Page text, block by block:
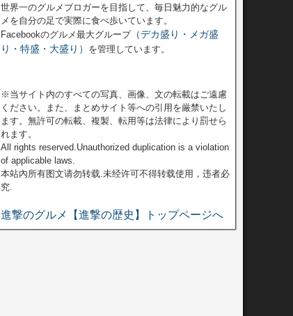
世界一のグルメブロガーを目指して、毎日魅力的なグル
メを自分の足で実際に食べ歩いています。
Facebookのグルメ最大グループ（デカ盛り・メガ盛
り・特盛・大盛り） を管理しています。
※当サイト内のすべての写真、画像、文の転載はご遠慮
ください。また、まとめサイト等への引用を厳禁いたし
ます。無許可の転載、複製、転用等は法律により罰せら
れます。
All rights reserved.Unauthorized duplication is a violation
of applicable laws.
本站內所有图文请勿转载.未经许可不得转载使用，违者必
究.
進撃のグルメ【進撃の歴史】トップページへ